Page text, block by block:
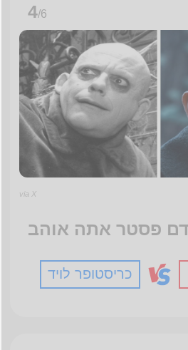
4/6
via X
כריסטופר לויד